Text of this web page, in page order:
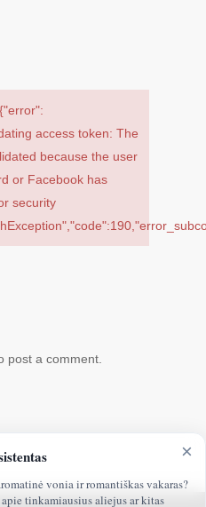
access token: The
because the user
or Facebook has
security
post a comment.
×
vonia ir romantiškas vakaras?
tinkamiausius aliejus ar kitas